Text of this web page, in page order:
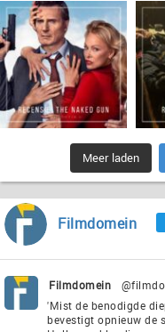
Meer laden
Filmdomein
Filmdomein
'Mist de benodigde
bevestigt opnieuw de